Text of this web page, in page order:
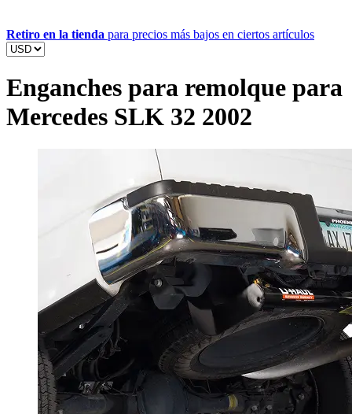
Retiro en la tienda para precios más bajos en ciertos artículos
Enganches para remolque para
Mercedes SLK 32 2002